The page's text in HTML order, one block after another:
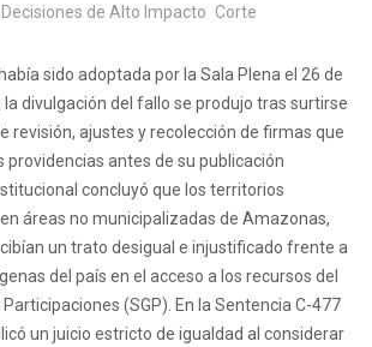
Decisiones de Alto Impacto Corte
sido adoptada por la Sala Plena el 26 de
divulgación del fallo se produjo tras surtirse
revisión, ajustes y recolección de firmas que
providencias antes de su publicación
concluyó que los territorios
áreas no municipalizadas de Amazonas,
un trato desigual e injustificado frente a
del país en el acceso a los recursos del
(SGP). En la Sentencia C-477
un juicio estricto de igualdad al considerar